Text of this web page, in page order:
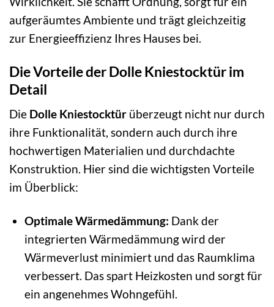
aufgeräumtes Ambiente und trägt gleichzeitig
zur Energieeffizienz Ihres Hauses bei.
Die Vorteile der Dolle Kniestocktür im
Detail
Die Dolle Kniestocktür überzeugt nicht nur durch
ihre Funktionalität, sondern auch durch ihre
hochwertigen Materialien und durchdachte
Konstruktion. Hier sind die wichtigsten Vorteile
im Überblick:
Optimale Wärmedämmung: Dank der
integrierten Wärmedämmung wird der
Wärmeverlust minimiert und das Raumklima
verbessert. Das spart Heizkosten und sorgt für
ein angenehmes Wohngefühl.